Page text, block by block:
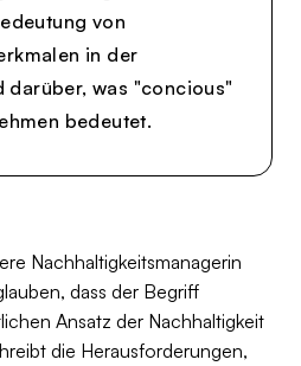
von
in der
darüber, was "concious"
bedeutet.
Nachhaltigkeitsmanagerin
dass der Begriff
Ansatz der Nachhaltigkeit
die Herausforderungen,